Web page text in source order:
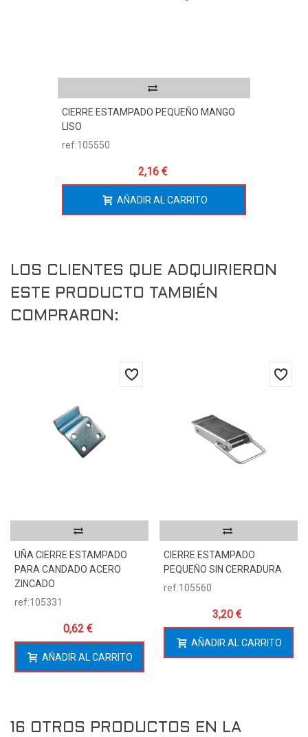
CIERRE ESTAMPADO PEQUEÑO MANGO
LISO
ref:105550
2,16 €
AÑADIR AL CARRITO
LOS CLIENTES QUE ADQUIRIERON
ESTE PRODUCTO TAMBIÉN
COMPRARON:
UÑA CIERRE ESTAMPADO
PARA CANDADO ACERO
ZINCADO
ref:105331
0,62 €
AÑADIR AL CARRITO
CIERRE ESTAMPADO
PEQUEÑO SIN CERRADURA
ref:105560
3,20 €
AÑADIR AL CARRITO
16 OTROS PRODUCTOS EN LA